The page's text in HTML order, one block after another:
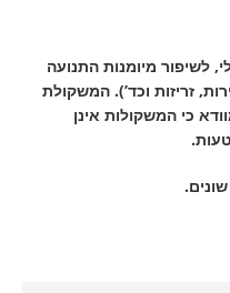
לשיפור מיומנות התנועה
זריזות וכד’). המשקולת
כי המשקולות אינן